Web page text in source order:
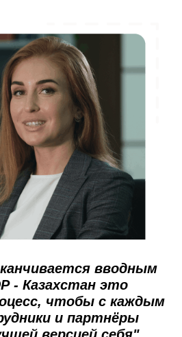
вводным
- Казахстан это
чтобы с каждым
и партнёры